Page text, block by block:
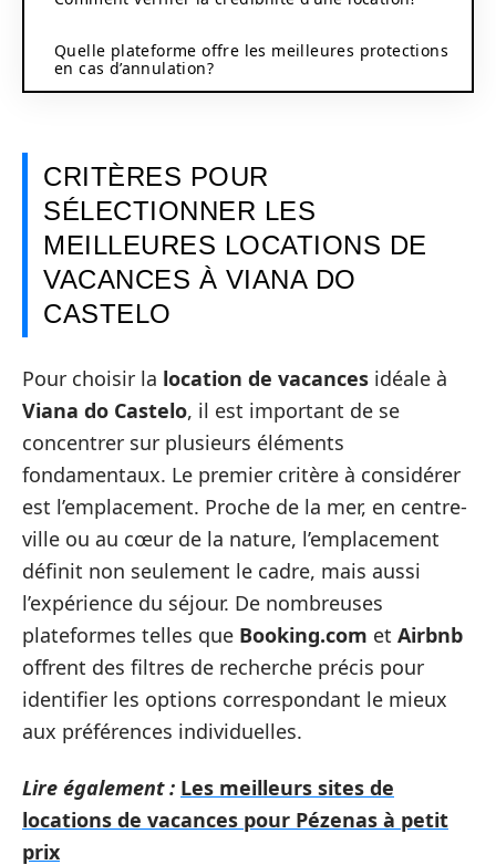
Quelle plateforme offre les meilleures protections
en cas d’annulation?
CRITÈRES POUR
SÉLECTIONNER LES
MEILLEURES LOCATIONS DE
VACANCES À VIANA DO
CASTELO
Pour choisir la location de vacances idéale à
Viana do Castelo, il est important de se
concentrer sur plusieurs éléments
fondamentaux. Le premier critère à considérer
est l’emplacement. Proche de la mer, en centre-
ville ou au cœur de la nature, l’emplacement
définit non seulement le cadre, mais aussi
l’expérience du séjour. De nombreuses
plateformes telles que Booking.com et Airbnb
offrent des filtres de recherche précis pour
identifier les options correspondant le mieux
aux préférences individuelles.
Lire également : Les meilleurs sites de
locations de vacances pour Pézenas à petit
prix